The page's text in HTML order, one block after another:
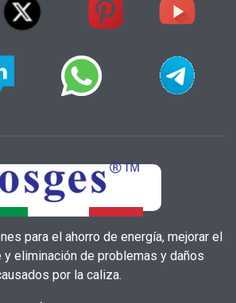
para el ahorro de energía, mejorar el
eliminación de problemas y daños
por la caliza.